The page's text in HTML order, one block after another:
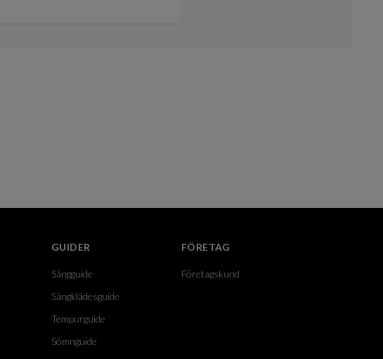
GUIDER
Sängguide
Sängklädesguide
Tempurguide
Sömnguide
FÖRETAG
Företagskund